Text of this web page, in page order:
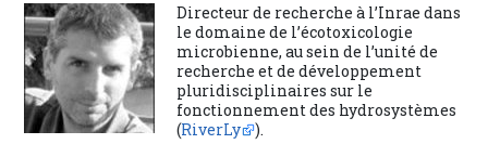
Directeur de recherche à l’Inrae dans
le domaine de l’écotoxicologie
microbienne, au sein de l’unité de
recherche et de développement
pluridisciplinaires sur le
fonctionnement des hydrosystèmes
(RiverLy ).